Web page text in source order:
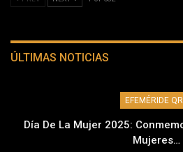
ÚLTIMAS NOTICIAS
EFEMÉRIDE
Día De La Mujer 2025:
Mujeres…